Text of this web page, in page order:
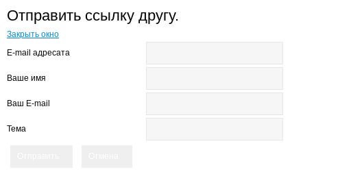
Отправить ссылку другу.
Закрыть окно
E-mail адресата
Ваше имя
Ваш E-mail
Тема